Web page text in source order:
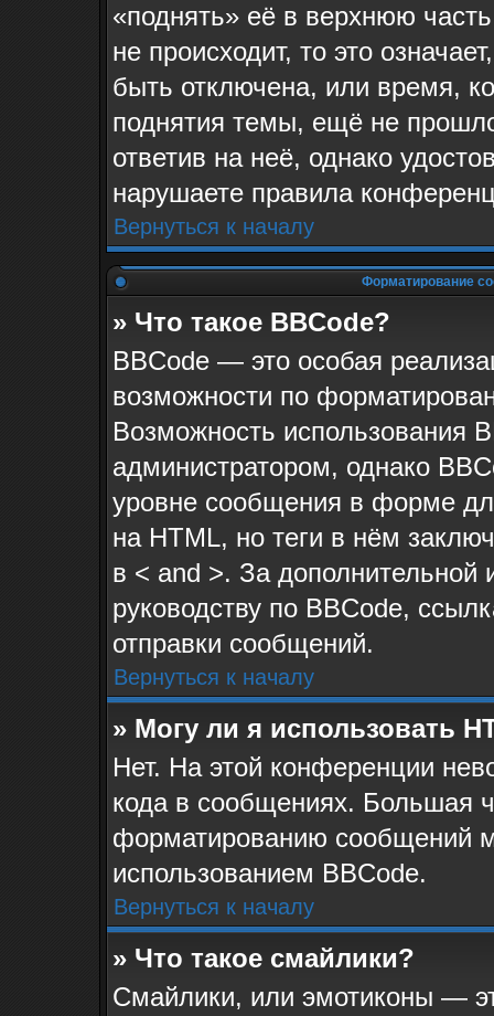
«поднять» её в верхнюю
не происходит, то это
быть отключена, или время,
поднятия темы, ещё не
ответив на неё, однако
нарушаете правила
Вернуться к началу
Форматирование
» Что такое BBCode?
BBCode — это особая
возможности по
Возможность использования
администратором, однако
уровне сообщения в форме
на HTML, но теги в нём
в < and >. За дополнительной
руководству по BBCode,
отправки сообщений.
Вернуться к началу
» Могу ли я использовать
Нет. На этой конференции
кода в сообщениях. Большая
форматированию сообщений
использованием BBCode.
Вернуться к началу
» Что такое смайлики?
Смайлики, или эмотиконы —